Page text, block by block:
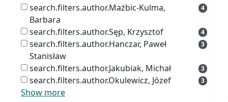
4
search.filters.author.Mażbic-Kulma,
Barbara
4
search.filters.author.Sęp, Krzysztof
3
search.filters.author.Hanczar, Paweł
Stanisław
3
search.filters.author.Jakubiak, Michał
3
search.filters.author.Okulewicz, Józef
Show more